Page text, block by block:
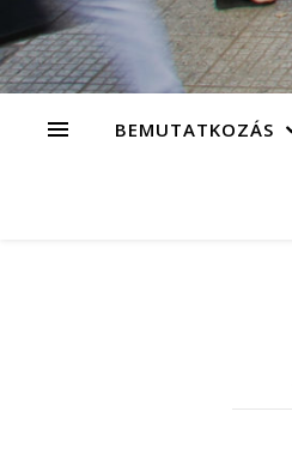
BEMUTATKOZÁS